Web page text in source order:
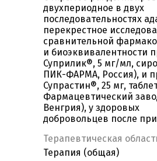
двухпериодное в двух
последовательностях
перекрестное
сравнительной
и биоэквивалентности
Суприлик®, 5 мг/мл,
ПИК-ФАРМА, Россия), и
Супрастин®, 25 мг,
Фармацевтический
Венгрия), у здоровых
добровольцев после
Терапевтическая
Терапия (общая)